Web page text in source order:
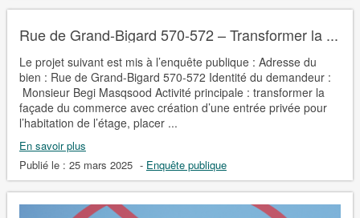
Rue de Grand-Bigard 570-572 – Transformer la ...
Le projet suivant est mis à l’enquête publique : Adresse du
bien : Rue de Grand-Bigard 570-572 Identité du demandeur :
Monsieur Begi Masqsood Activité principale : transformer la
façade du commerce avec création d’une entrée privée pour
l’habitation de l’étage, placer ...
En savoir plus
Publié le : 25 mars 2025 - Enquête publique